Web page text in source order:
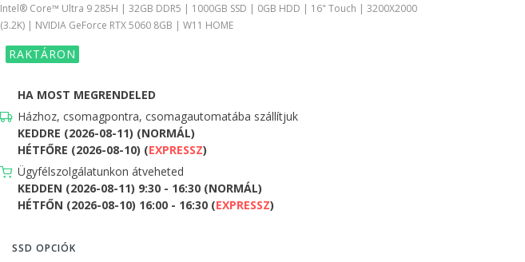
Intel® Core™ Ultra 9 285H | 32GB DDR5 | 1000GB SSD | 0GB HDD | 16" Touch | 3200X2000
(3.2K) | NVIDIA GeForce RTX 5060 8GB | W11 HOME
RAKTÁRON
HA MOST MEGRENDELED
Házhoz, csomagpontra, csomagautomatába szállítjuk
KEDDRE (2026-08-11) (NORMÁL)
HÉTFŐRE (2026-08-10) (EXPRESSZ)
Ügyfélszolgálatunkon átveheted
KEDDEN (2026-08-11) 9:30 - 16:30 (NORMÁL)
HÉTFŐN (2026-08-10) 16:00 - 16:30 (EXPRESSZ)
SSD OPCIÓK